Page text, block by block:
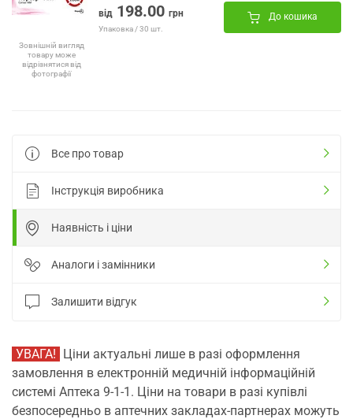
Зовнішній вигляд
товару може
відрізнятися від
фотографії
від 198.00 грн
Упаковка / 30 шт.
До кошика
Все про товар
Інструкція виробника
Наявність і ціни
Аналоги і замінники
Залишити відгук
УВАГА! Ціни актуальні лише в разі оформлення
замовлення в електронній медичній інформаційній
системі Аптека 9-1-1. Ціни на товари в разі купівлі
безпосередньо в аптечних закладах-партнерах можуть